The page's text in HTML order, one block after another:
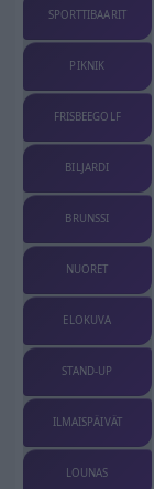
SPORTTIBAARIT
PIKNIK
FRISBEEGOLF
BILJARDI
BRUNSSI
NUORET
ELOKUVA
STAND-UP
ILMAISPÄIVÄT
LOUNAS